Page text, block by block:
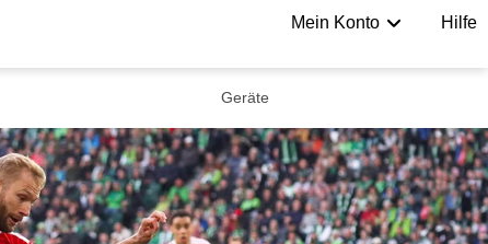
Mein Konto Hilfe
Geräte